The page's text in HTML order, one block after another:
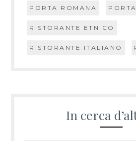
PORTA ROMANA
RISTORANTE ETNICO
RISTORANTE ITALIANO
In cerca